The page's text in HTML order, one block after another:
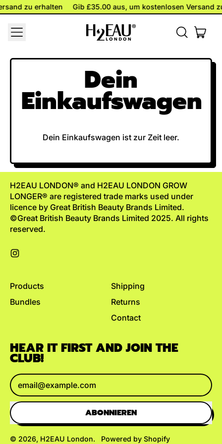
zu erhalten Gib £35.00 aus, um kostenlosen Versand
zu erhalten Gib £35.00 aus, um kostenlosen Versand
MENU
SEITE
Dein
Einkaufswagen
Dein Einkaufswagen ist zur Zeit leer.
H2EAU LONDON® and H2EAU LONDON GROW
LONGER® are registered trade marks used under
licence by Great British Beauty Brands Limited.
©Great British Beauty Brands Limited 2025. All rights
reserved.
Products
Bundles
Shipping
Returns
Contact
HEAR IT FIRST AND JOIN THE
CLUB!
E-Mail-Adresse
ABONNIEREN
© 2026, H2EAU London. Powered by Shopify